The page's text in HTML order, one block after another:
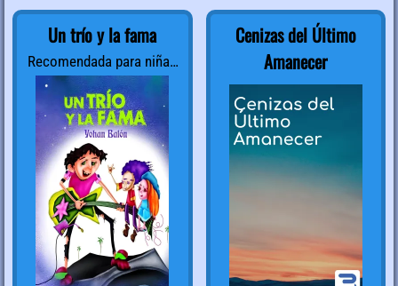
Un trío y la fama
Recomendada para niñas
y niños entre 9 y 12 años
Cenizas del Último
Amanecer